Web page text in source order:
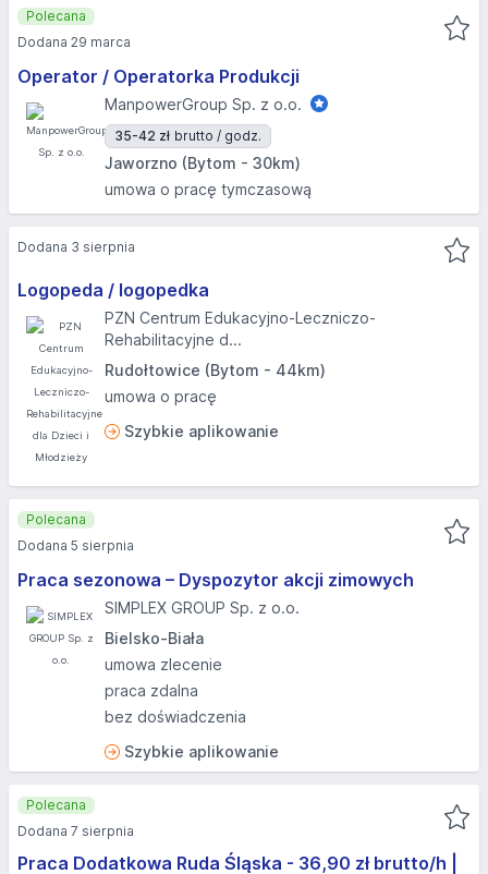
Operator / Operatorka Produkcji
ManpowerGroup Sp. z o.o.
35-42 zł brutto / godz.
Jaworzno (Bytom - 30km)
umowa o pracę tymczasową
Polecana
Dodana 29 marca
Logopeda / logopedka
PZN Centrum Edukacyjno-Leczniczo-
Rehabilitacyjne d...
Rudołtowice (Bytom - 44km)
umowa o pracę
Szybkie aplikowanie
Dodana 3 sierpnia
Praca sezonowa – Dyspozytor akcji zimowych
SIMPLEX GROUP Sp. z o.o.
Bielsko-Biała
umowa zlecenie
praca zdalna
bez doświadczenia
Szybkie aplikowanie
Polecana
Dodana 5 sierpnia
Praca Dodatkowa Ruda Śląska - 36,90 zł brutto/h |
Polecana
Dodana 7 sierpnia